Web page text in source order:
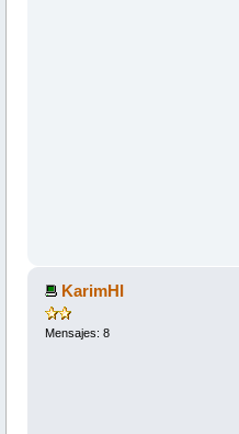
KarimHI
Mensajes: 8